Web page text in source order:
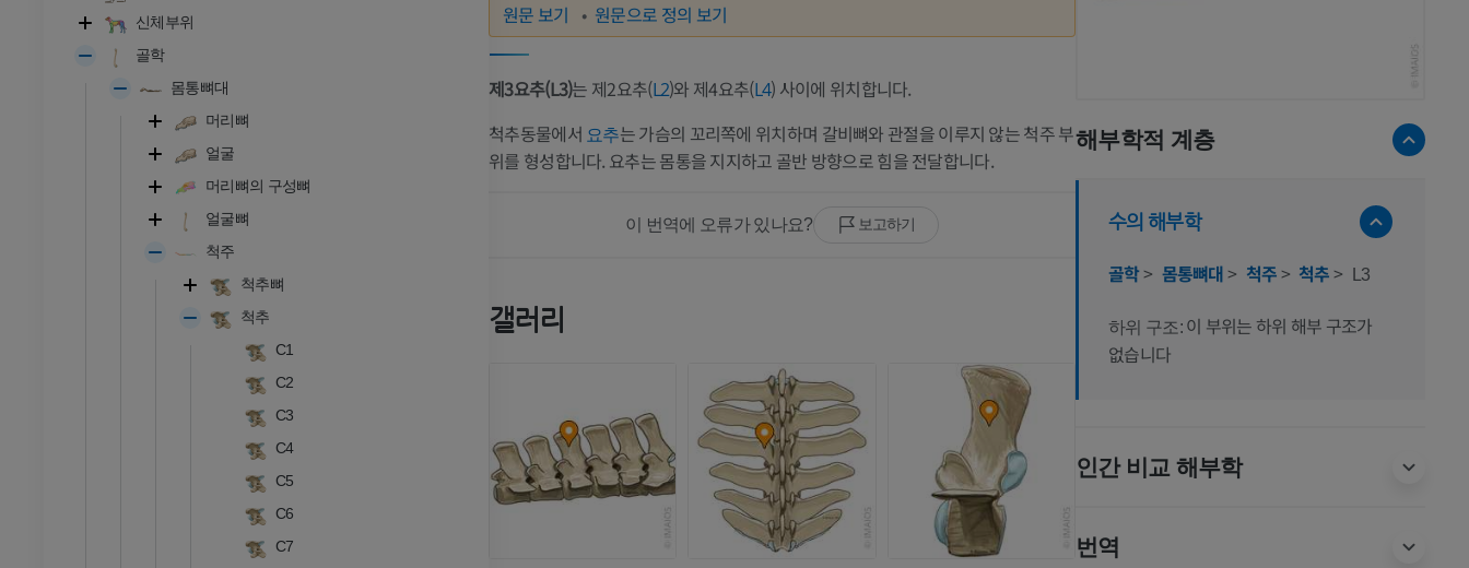
신체부위
골학
몸통뼈대
머리뼈
얼굴
머리뼈의 구성뼈
얼굴뼈
척주
척추뼈
척추
C1
C2
C3
C4
C5
C6
C7
원문 보기 원문으로 정의 보기
제3요추(L3)는 제2요추(L2)와 제4요추(L4) 사이에 위치합니다.
척추동물에서 요추는 가슴의 꼬리쪽에 위치하며 갈비뼈와 관절을 이루지 않는 척주 부
위를 형성합니다. 요추는 몸통을 지지하고 골반 방향으로 힘을 전달합니다.
이 번역에 오류가 있나요? 보고하기
갤러리
해부학적 계층
수의 해부학
골학> 몸통뼈대> 척주> 척추> L3
하위 구조: 이 부위는 하위 해부 구조가
없습니다
인간 비교 해부학
번역